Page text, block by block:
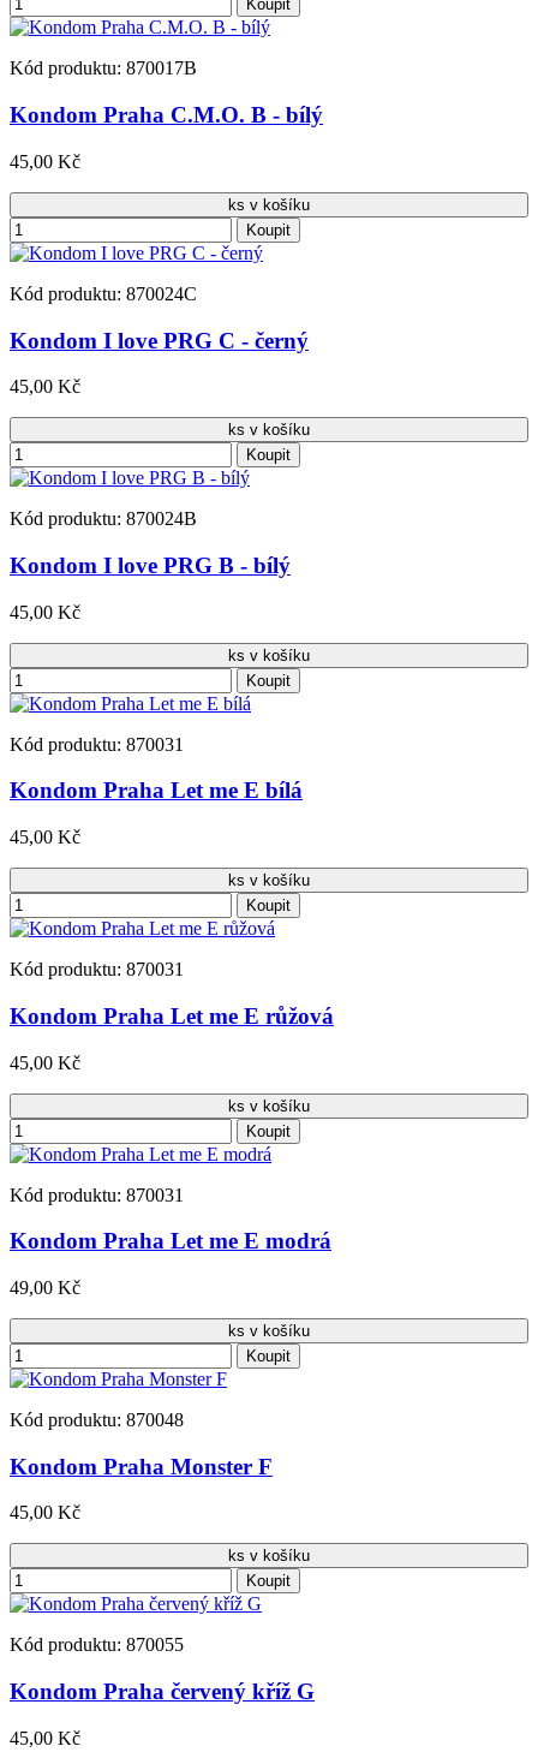
Koupit
Kód produktu: 870017B
Kondom Praha C.M.O. B - bílý
45,00 Kč
ks v košíku
Koupit
Kód produktu: 870024C
Kondom I love PRG C - černý
45,00 Kč
ks v košíku
Koupit
Kód produktu: 870024B
Kondom I love PRG B - bílý
45,00 Kč
ks v košíku
Koupit
Kód produktu: 870031
Kondom Praha Let me E bílá
45,00 Kč
ks v košíku
Koupit
Kód produktu: 870031
Kondom Praha Let me E růžová
45,00 Kč
ks v košíku
Koupit
Kód produktu: 870031
Kondom Praha Let me E modrá
49,00 Kč
ks v košíku
Koupit
Kód produktu: 870048
Kondom Praha Monster F
45,00 Kč
ks v košíku
Koupit
Kód produktu: 870055
Kondom Praha červený kříž G
45,00 Kč